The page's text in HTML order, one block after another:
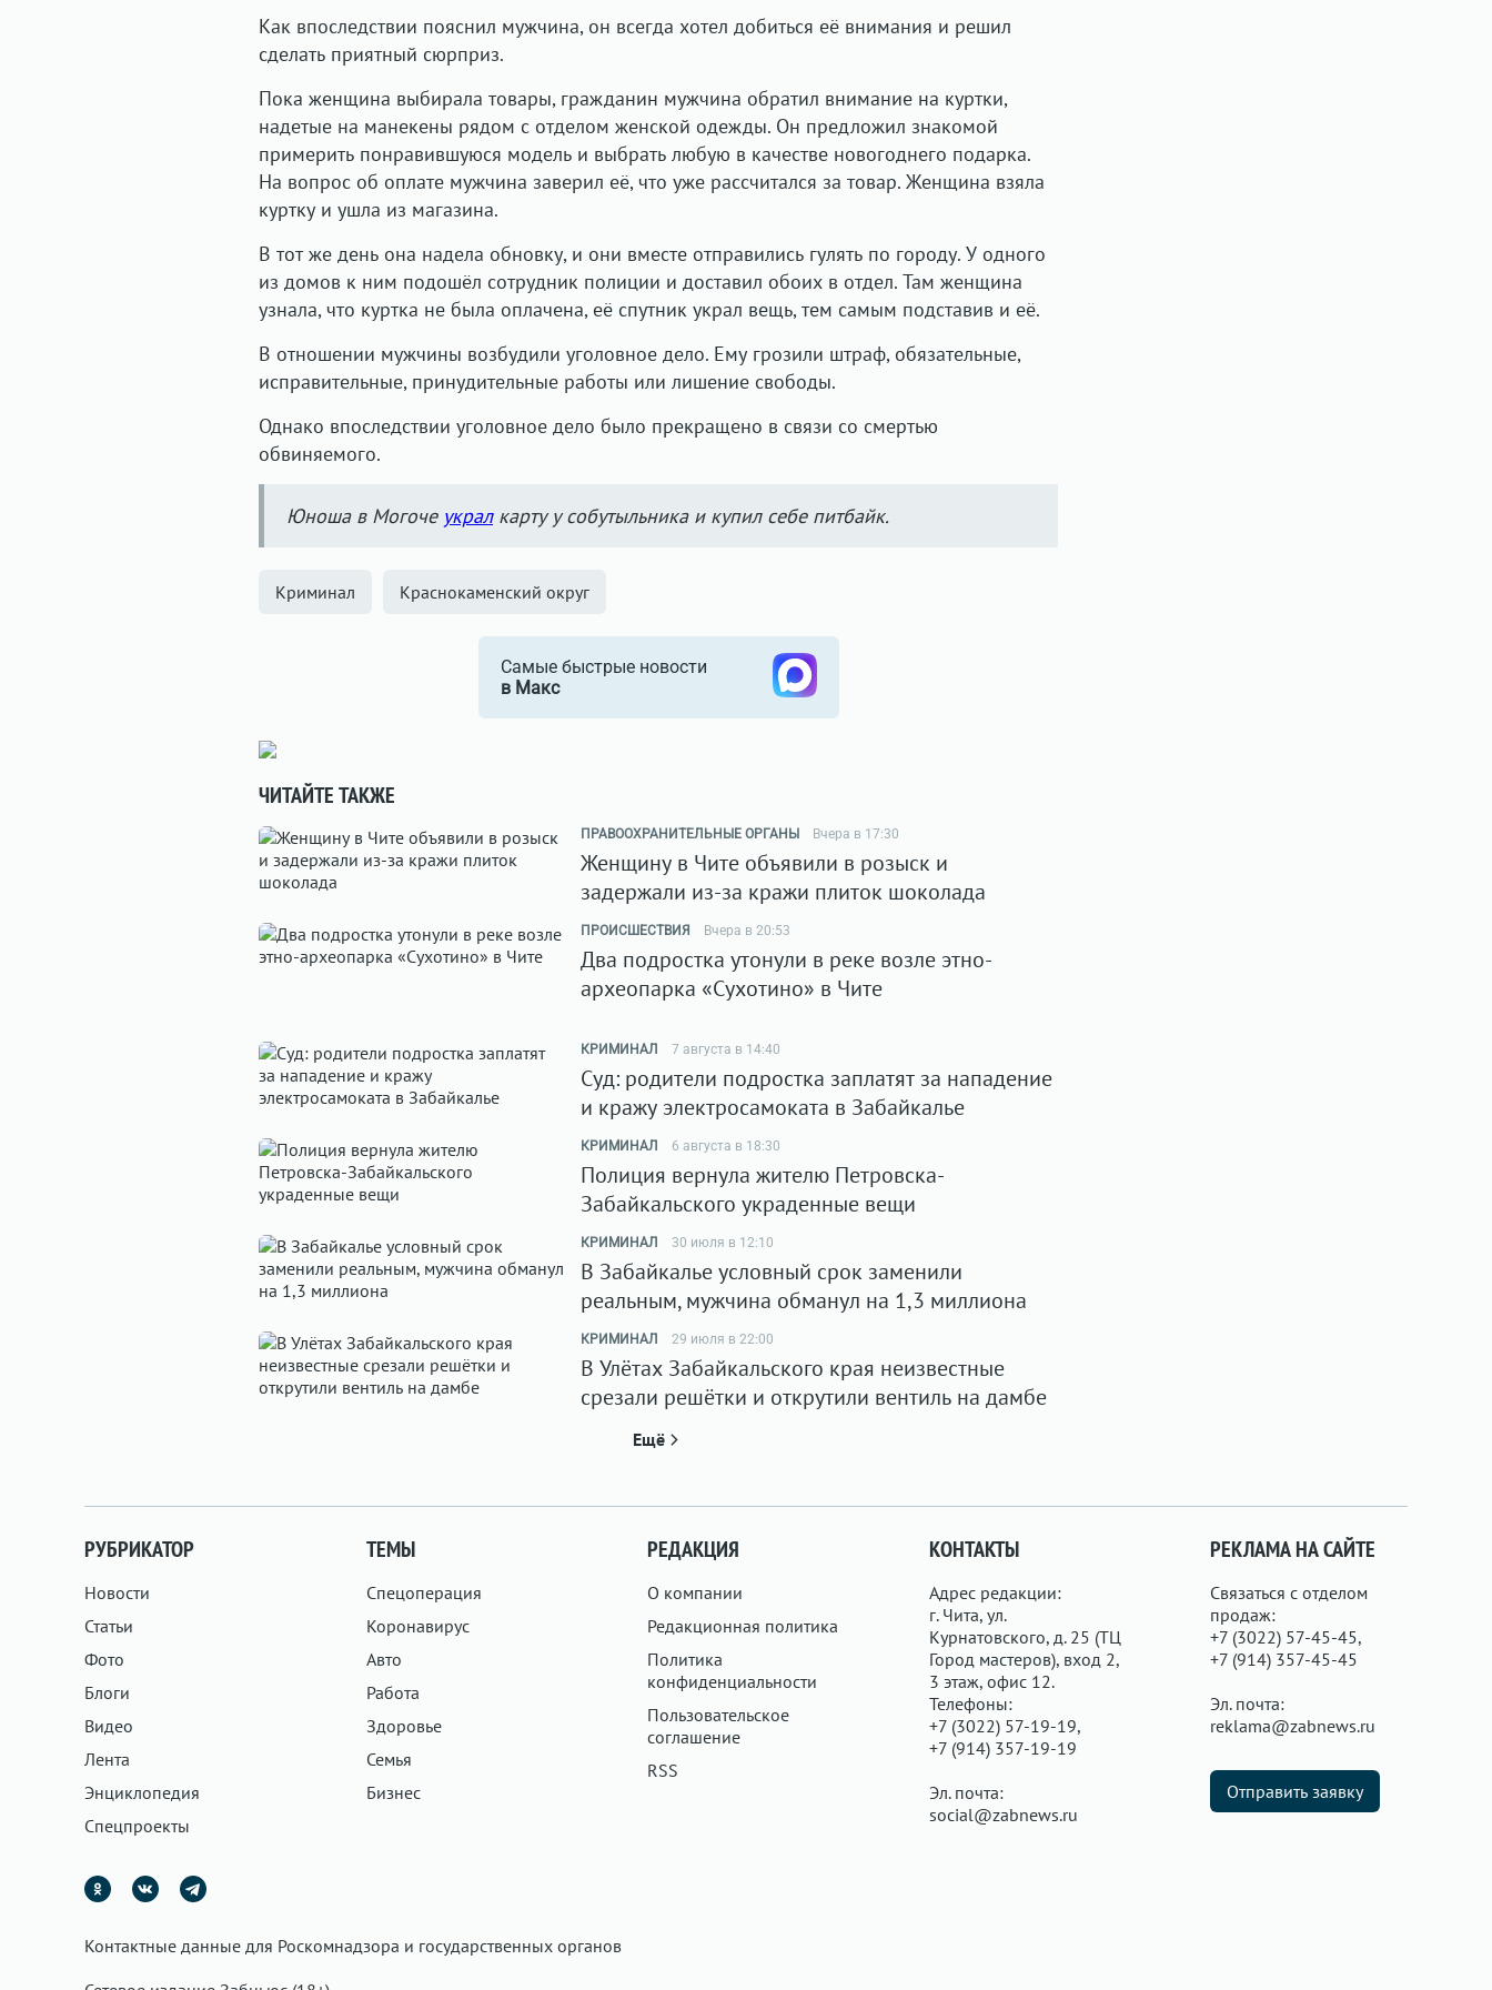
Как впоследствии пояснил мужчина, он всегда хотел добиться её внимания и решил
сделать приятный сюрприз.
Пока женщина выбирала товары, гражданин мужчина обратил внимание на куртки,
надетые на манекены рядом с отделом женской одежды. Он предложил знакомой
примерить понравившуюся модель и выбрать любую в качестве новогоднего подарка.
На вопрос об оплате мужчина заверил её, что уже рассчитался за товар. Женщина взяла
куртку и ушла из магазина.
В тот же день она надела обновку, и они вместе отправились гулять по городу. У одного
из домов к ним подошёл сотрудник полиции и доставил обоих в отдел. Там женщина
узнала, что куртка не была оплачена, её спутник украл вещь, тем самым подставив и её.
В отношении мужчины возбудили уголовное дело. Ему грозили штраф, обязательные,
исправительные, принудительные работы или лишение свободы.
Однако впоследствии уголовное дело было прекращено в связи со смертью
обвиняемого.
Юноша в Могоче укралкарту у собутыльника и купил себе питбайк.
Криминал Краснокаменский округ
Самые быстрые новости
в Макс
ЧИТАЙТЕ ТАКЖЕ
ПРАВООХРАНИТЕЛЬНЫЕ ОРГАНЫ Вчера в 17:30
Женщину в Чите объявили в розыск и
задержали из-за кражи плиток шоколада
ПРОИСШЕСТВИЯ Вчера в 20:53
Два подростка утонули в реке возле этно-
археопарка «Сухотино» в Чите
КРИМИНАЛ 7 августа в 14:40
Суд: родители подростка заплатят за нападение
и кражу электросамоката в Забайкалье
КРИМИНАЛ 6 августа в 18:30
Полиция вернула жителю Петровска-
Забайкальского украденные вещи
КРИМИНАЛ 30 июля в 12:10
В Забайкалье условный срок заменили
реальным, мужчина обманул на 1,3 миллиона
КРИМИНАЛ 29 июля в 22:00
В Улётах Забайкальского края неизвестные
срезали решётки и открутили вентиль на дамбе
Ещё
РУБРИКАТОР
Новости
Статьи
Фото
Блоги
Видео
Лента
Энциклопедия
Спецпроекты
ТЕМЫ
Спецоперация
Коронавирус
Авто
Работа
Здоровье
Семья
Бизнес
РЕДАКЦИЯ
О компании
Редакционная политика
Политика
конфиденциальности
Пользовательское
соглашение
RSS
КОНТАКТЫ
Адрес редакции:
г. Чита, ул.
Курнатовского, д. 25 (ТЦ
Город мастеров), вход 2,
3 этаж, офис 12.
Телефоны:
+7 (3022) 57-19-19,
+7 (914) 357-19-19
Эл. почта:
social@zabnews.ru
РЕКЛАМА НА САЙТЕ
Связаться с отделом
продаж:
+7 (3022) 57-45-45,
+7 (914) 357-45-45
Эл. почта:
reklama@zabnews.ru
Отправить заявку
Контактные данные для Роскомнадзора и государственных органов